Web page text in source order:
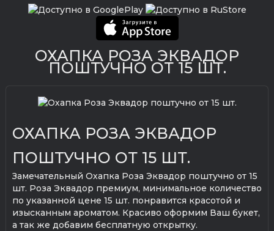
ОХАПКА РОЗА ЭКВАДОР
ПОШТУЧНО ОТ 15 ШТ.
ОХАПКА РОЗА ЭКВАДОР
ПОШТУЧНО ОТ 15 ШТ.
Замечательный Охапка Роза Эквадор поштучно от 15
шт. Роза Эквадор премиум, минимальное количество
по указанной цене 15 шт. понравится красотой и
изысканным ароматом. Красиво оформим Ваш букет,
а так же добавим бесплатную открытку.